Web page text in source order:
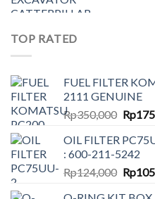
TOP RATED
FUEL FILTER
2111 GENUINE
Rp350,000
was:
Rp
OIL FILTER
: 600-211-5242
Rp124,000 Rp